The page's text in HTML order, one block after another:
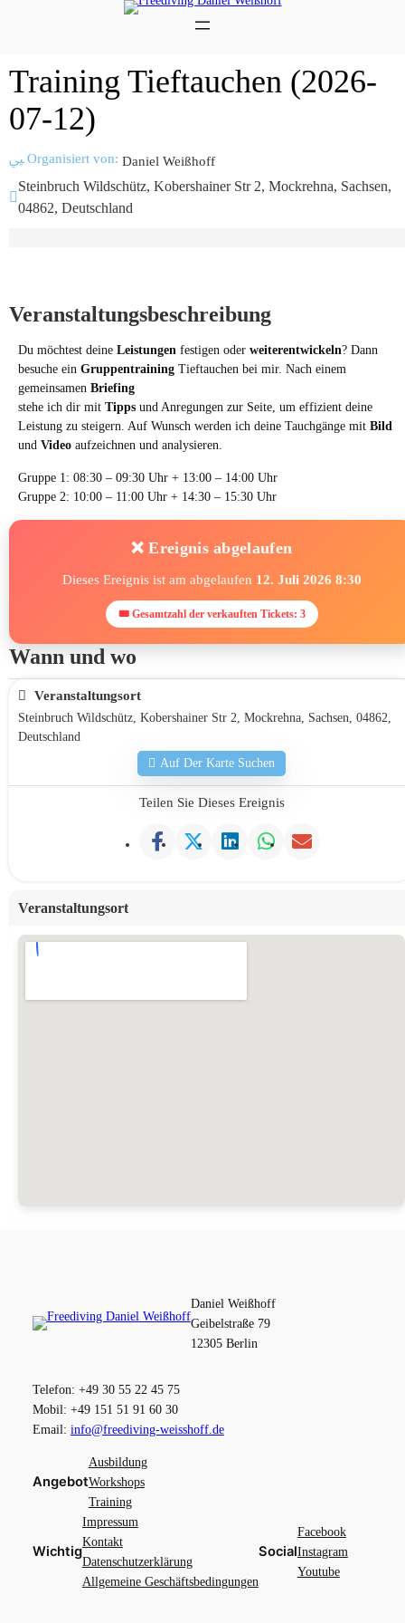
Training Tieftauchen (2026-
07-12)
Organisiert von: Daniel Weißhoff
Steinbruch Wildschütz, Kobershainer Str 2, Mockrehna, Sachsen,
04862, Deutschland
Veranstaltungsbeschreibung
Du möchtest deine Leistungen festigen oder weiterentwickeln? Dann
besuche ein Gruppentraining Tieftauchen bei mir. Nach einem
gemeinsamen Briefing
stehe ich dir mit Tipps und Anregungen zur Seite, um effizient deine
Leistung zu steigern. Auf Wunsch werden ich deine Tauchgänge mit Bild
und Video aufzeichnen und analysieren.
Gruppe 1: 08:30 – 09:30 Uhr + 13:00 – 14:00 Uhr
Gruppe 2: 10:00 – 11:00 Uhr + 14:30 – 15:30 Uhr
❌ Ereignis abgelaufen
Dieses Ereignis ist am abgelaufen 12. Juli 2026 8:30
🎟 Gesamtzahl der verkauften Tickets: 3
Wann und wo
Veranstaltungsort
Steinbruch Wildschütz, Kobershainer Str 2, Mockrehna, Sachsen, 04862,
Deutschland
Auf Der Karte Suchen
Teilen Sie Dieses Ereignis
Veranstaltungsort
Daniel Weißhoff
Geibelstraße 79
12305 Berlin
Telefon: +49 30 55 22 45 75
Mobil: +49 151 51 91 60 30
Email: info@freediving-weisshoff.de
Angebot
Ausbildung
Workshops
Training
Wichtig
Impressum
Kontakt
Datenschutzerklärung
Allgemeine Geschäftsbedingungen
Social
Facebook
Instagram
Youtube